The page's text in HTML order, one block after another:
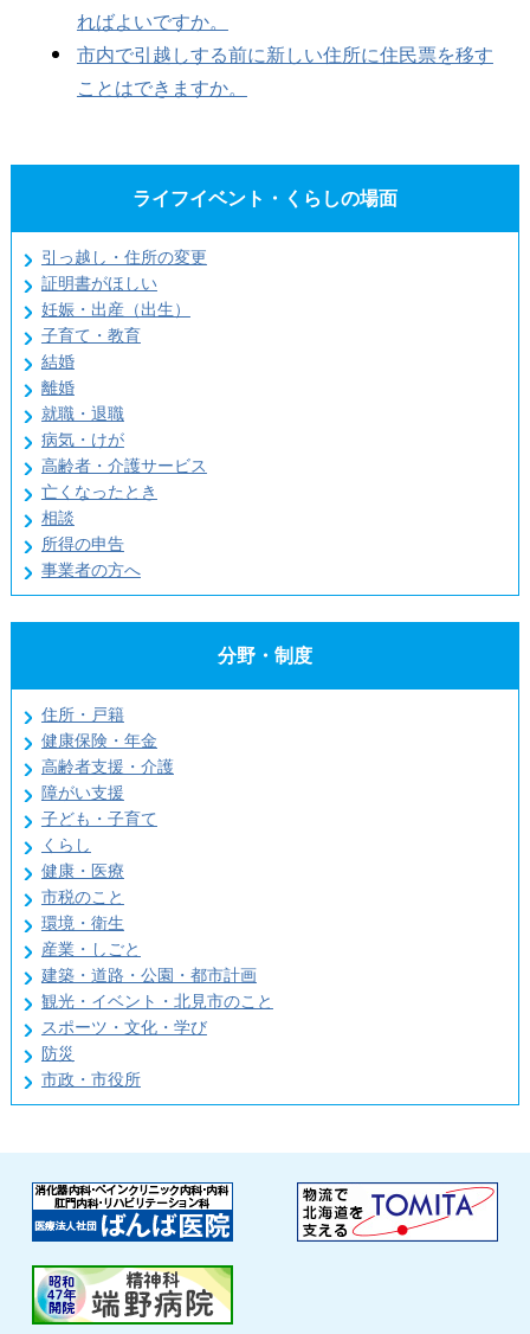
ればよいですか。
市内で引越しする前に新しい住所に住民票を移す
ことはできますか。
ライフイベント・くらしの場面
引っ越し・住所の変更
証明書がほしい
妊娠・出産（出生）
子育て・教育
結婚
離婚
就職・退職
病気・けが
高齢者・介護サービス
亡くなったとき
相談
所得の申告
事業者の方へ
分野・制度
住所・戸籍
健康保険・年金
高齢者支援・介護
障がい支援
子ども・子育て
くらし
健康・医療
市税のこと
環境・衛生
産業・しごと
建築・道路・公園・都市計画
観光・イベント・北見市のこと
スポーツ・文化・学び
防災
市政・市役所